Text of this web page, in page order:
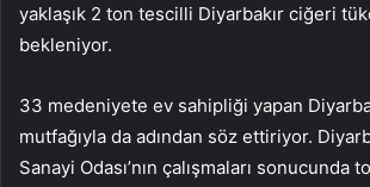
yaklaşık 2 ton tescilli Diyarbakır ciğeri
bekleniyor.
33 medeniyete ev sahipliği yapan
mutfağıyla da adından söz ettiriyor.
Sanayi Odası’nın çalışmaları sonucunda